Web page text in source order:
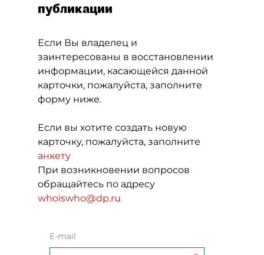
публикации
Если Вы владелец и
заинтересованы в восстановлении
информации, касающейся данной
карточки, пожалуйста, заполните
форму ниже.
Если вы хотите создать новую
карточку, пожалуйста, заполните
анкету
При возникновении вопросов
обращайтесь по адресу
whoiswho@dp.ru
E-mail